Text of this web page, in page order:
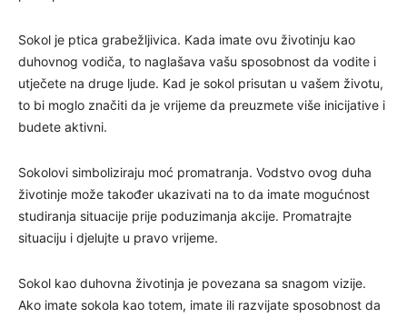
Sokol je ptica grabežljivica. Kada imate ovu životinju kao
duhovnog vodiča, to naglašava vašu sposobnost da vodite i
utječete na druge ljude. Kad je sokol prisutan u vašem životu,
to bi moglo značiti da je vrijeme da preuzmete više inicijative i
budete aktivni.
Sokolovi simboliziraju moć promatranja. Vodstvo ovog duha
životinje može također ukazivati na to da imate mogućnost
studiranja situacije prije poduzimanja akcije. Promatrajte
situaciju i djelujte u pravo vrijeme.
Sokol kao duhovna životinja je povezana sa snagom vizije.
Ako imate sokola kao totem, imate ili razvijate sposobnost da